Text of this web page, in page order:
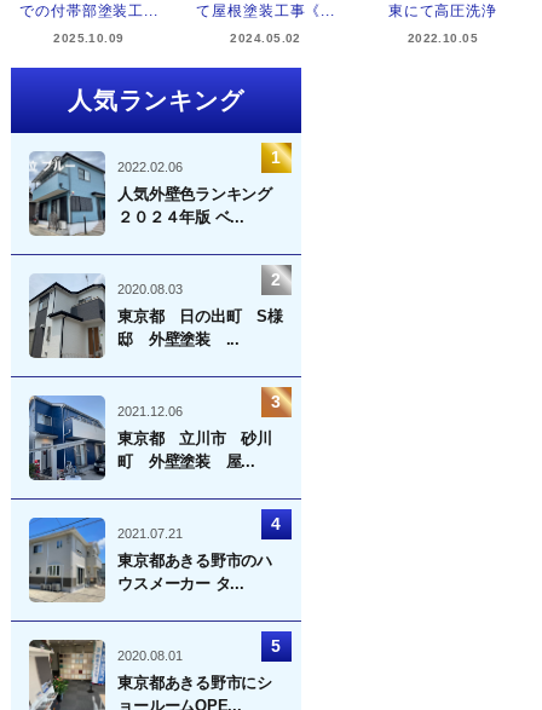
での付帯部塗装工...
2025.10.09
て屋根塗装工事《...
2024.05.02
東にて高圧洗浄
2022.10.05
人気ランキング
2022.02.06
人気外壁色ランキング
２０２４年版 ベ...
2020.08.03
東京都 日の出町 S様
邸 外壁塗装 ...
2021.12.06
東京都 立川市 砂川
町 外壁塗装 屋...
2021.07.21
東京都あきる野市のハ
ウスメーカー タ...
2020.08.01
東京都あきる野市にシ
ョールームOPE...